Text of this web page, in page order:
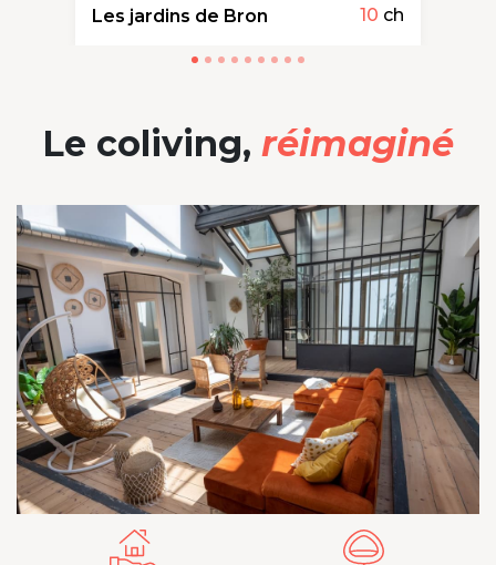
Le coliving, réimaginé